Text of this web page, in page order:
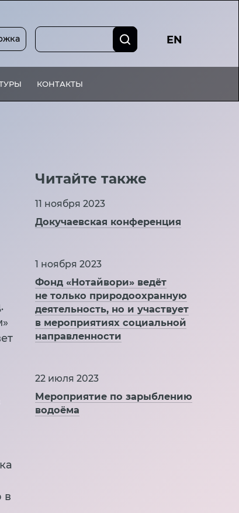
EN
КОНТАКТЫ
в
Читайте также
11 ноября 2023
Докучаевская конференция
1 ноября 2023
Фонд «Нотайвори» ведёт
не только природоохранную
деятельность, но и участвует
в мероприятиях социальной
направленности
22 июля 2023
Мероприятие по зарыблению
водоёма